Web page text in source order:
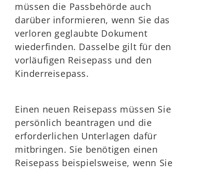
müssen die Passbehörde auch
darüber informieren, wenn Sie das
verloren geglaubte Dokument
wiederfinden. Dasselbe gilt für den
vorläufigen Reisepass und den
Kinderreisepass.
Einen neuen Reisepass müssen Sie
persönlich beantragen und die
erforderlichen Unterlagen dafür
mitbringen. Sie benötigen einen
Reisepass beispielsweise, wenn Sie